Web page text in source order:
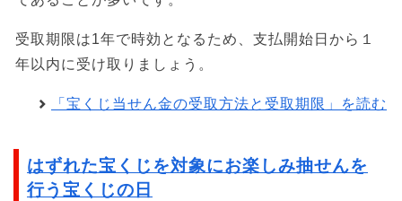
受取期限は1年で時効となるため、支払開始日から１
年以内に受け取りましょう。
「宝くじ当せん金の受取方法と受取期限」を読む
はずれた宝くじを対象にお楽しみ抽せんを
行う宝くじの日